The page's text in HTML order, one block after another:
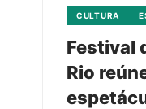
CULTURA
Festival
Rio